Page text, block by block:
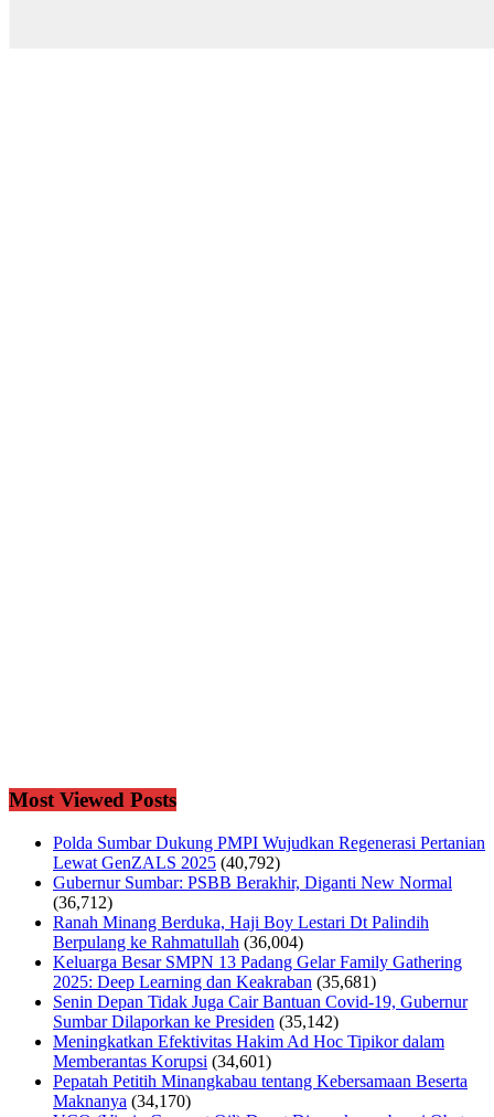
Most Viewed Posts
Polda Sumbar Dukung PMPI Wujudkan Regenerasi Pertanian
Lewat GenZALS 2025 (40,792)
Gubernur Sumbar: PSBB Berakhir, Diganti New Normal
(36,712)
Ranah Minang Berduka, Haji Boy Lestari Dt Palindih
Berpulang ke Rahmatullah (36,004)
Keluarga Besar SMPN 13 Padang Gelar Family Gathering
2025: Deep Learning dan Keakraban (35,681)
Senin Depan Tidak Juga Cair Bantuan Covid-19, Gubernur
Sumbar Dilaporkan ke Presiden (35,142)
Meningkatkan Efektivitas Hakim Ad Hoc Tipikor dalam
Memberantas Korupsi (34,601)
Pepatah Petitih Minangkabau tentang Kebersamaan Beserta
Maknanya (34,170)